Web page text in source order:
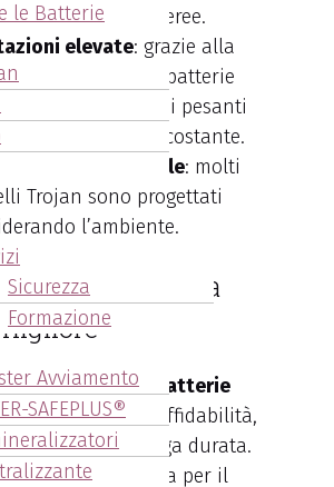
le Batterie
Sicurezza
Formazione
Avviamento
SAFEPLUS®
e piattaforme aeree.
elevate: grazie alla
avanzata, le batterie
gestiscono carichi pesanti
energia costante.
ambientale: molti
Trojan sono progettati
l’ambiente.
Trojan: quindi la
sceglierele batterie
investire in affidabilità,
superiori e lunga durata.
una batteria per il